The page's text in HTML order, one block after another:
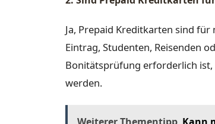
Ja, Prepaid Kreditkarten sind für
Eintrag, Studenten, Reisenden
Bonitätsprüfung erforderlich
werden.
Weiterer Thementipp Kann